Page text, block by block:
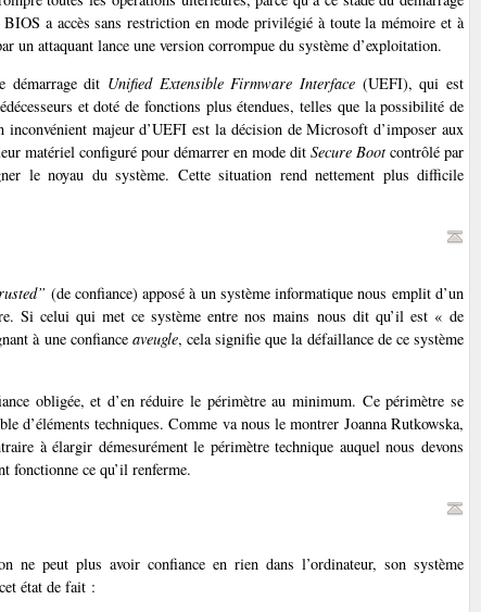
a accès sans restriction en mode privilégié à toute la mémoire et à
un attaquant lance une version corrompue du système d’exploitation.
démarrage dit Unified Extensible Firmware Interface (UEFI), qui est
et doté de fonctions plus étendues, telles que la possibilité de
majeur d’UEFI est la décision de Microsoft d’imposer aux
matériel configuré pour démarrer en mode dit Secure Bootcontrôlé par
le noyau du système. Cette situation rend nettement plus difficile
(de confiance) apposé à un système informatique nous emplit d’un
Si celui qui met ce système entre nos mains nous dit qu’il est « de
à une confiance aveugle, cela signifie que la défaillance de ce système
obligée, et d’en réduire le périmètre au minimum. Ce périmètre se
techniques. Comme va nous le montrer Joanna Rutkowska,
à élargir démesurément le périmètre technique auquel nous devons
fonctionne ce qu’il renferme.
ne peut plus avoir confiance en rien dans l’ordinateur, son système
état de fait :